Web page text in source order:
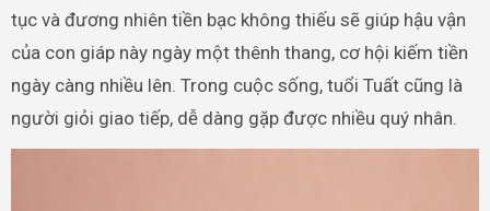
tục và đương nhiên tiền bạc không thiếu sẽ giúp hậu vận
của con giáp này ngày một thênh thang, cơ hội kiếm tiền
ngày càng nhiều lên. Trong cuộc sống, tuổi Tuất cũng là
người giỏi giao tiếp, dễ dàng gặp được nhiều quý nhân.